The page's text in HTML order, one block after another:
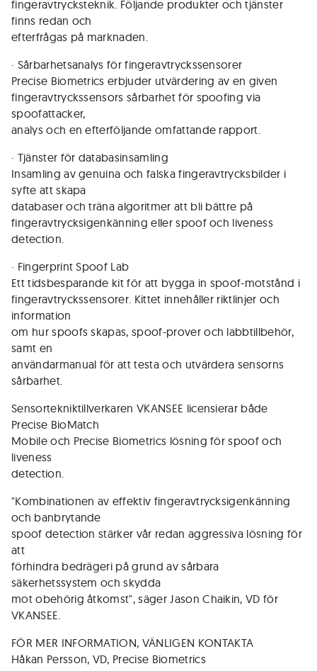
fingeravtrycksteknik. Följande produkter och tjänster
finns redan och
efterfrågas på marknaden.
· Sårbarhetsanalys för fingeravtryckssensorer
Precise Biometrics erbjuder utvärdering av en given
fingeravtryckssensors sårbarhet för spoofing via
spoofattacker,
analys och en efterföljande omfattande rapport.
· Tjänster för databasinsamling
Insamling av genuina och falska fingeravtrycksbilder i
syfte att skapa
databaser och träna algoritmer att bli bättre på
fingeravtrycksigenkänning eller spoof och liveness
detection.
· Fingerprint Spoof Lab
Ett tidsbesparande kit för att bygga in spoof-motstånd i
fingeravtryckssensorer. Kittet innehåller riktlinjer och
information
om hur spoofs skapas, spoof-prover och labbtillbehör,
samt en
användarmanual för att testa och utvärdera sensorns
sårbarhet.
Sensortekniktillverkaren VKANSEE licensierar både
Precise BioMatch
Mobile och Precise Biometrics lösning för spoof och
liveness
detection.
"Kombinationen av effektiv fingeravtrycksigenkänning
och banbrytande
spoof detection stärker vår redan aggressiva lösning för
att
förhindra bedrägeri på grund av sårbara
säkerhetssystem och skydda
mot obehörig åtkomst", säger Jason Chaikin, VD för
VKANSEE.
FÖR MER INFORMATION, VÄNLIGEN KONTAKTA
Håkan Persson, VD, Precise Biometrics